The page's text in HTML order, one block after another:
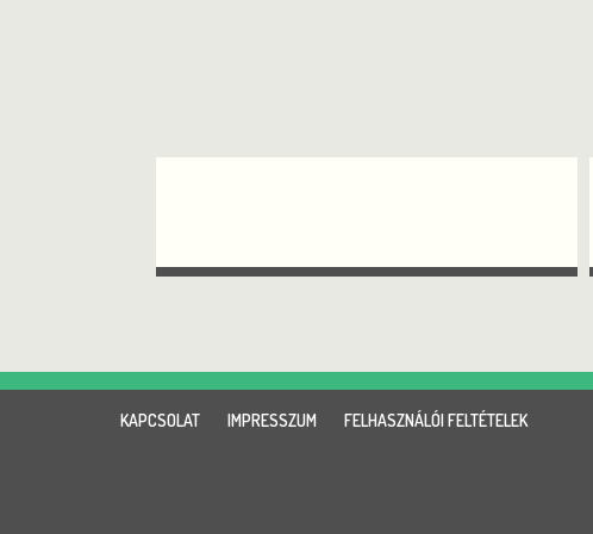
KAPCSOLAT IMPRESSZUM FELHASZNÁLÓI FELTÉTELEK